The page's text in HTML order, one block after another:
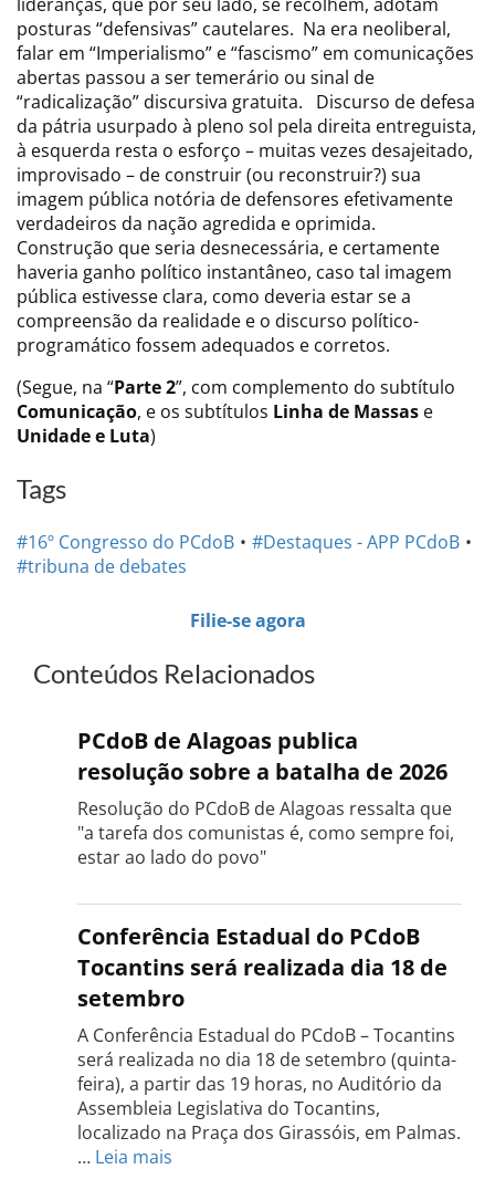
posturas “defensivas” cautelares. Na era neoliberal,
falar em “Imperialismo” e “fascismo” em comunicações
abertas passou a ser temerário ou sinal de
“radicalização” discursiva gratuita. Discurso de defesa
da pátria usurpado à pleno sol pela direita entreguista,
à esquerda resta o esforço – muitas vezes desajeitado,
improvisado – de construir (ou reconstruir?) sua
imagem pública notória de defensores efetivamente
verdadeiros da nação agredida e oprimida.
Construção que seria desnecessária, e certamente
haveria ganho político instantâneo, caso tal imagem
pública estivesse clara, como deveria estar se a
compreensão da realidade e o discurso político-
programático fossem adequados e corretos.
(Segue, na “Parte 2”, com complemento do subtítulo
Comunicação, e os subtítulos Linha de Massas e
Unidade e Luta)
Tags
#16º Congresso do PCdoB
#Destaques - APP PCdoB
#tribuna de debates
Filie-se agora
Conteúdos Relacionados
PCdoB de Alagoas publica
resolução sobre a batalha de 2026
Resolução do PCdoB de Alagoas ressalta que
"a tarefa dos comunistas é, como sempre foi,
estar ao lado do povo"
Conferência Estadual do PCdoB
Tocantins será realizada dia 18 de
setembro
A Conferência Estadual do PCdoB – Tocantins
será realizada no dia 18 de setembro (quinta-
feira), a partir das 19 horas, no Auditório da
Assembleia Legislativa do Tocantins,
localizado na Praça dos Girassóis, em Palmas.
… Leia mais